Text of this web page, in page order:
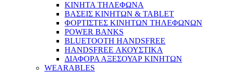
ΚΙΝΗΤΑ ΤΗΛΕΦΩΝΑ
ΒΑΣΕΙΣ ΚΙΝΗΤΩΝ & TABLET
ΦΟΡΤΙΣΤΕΣ ΚΙΝΗΤΩΝ ΤΗΛΕΦΩΝΩΝ
POWER BANKS
BLUETOOTH HANDSFREE
HANDSFREE ΑΚΟΥΣΤΙΚΑ
ΔΙΑΦΟΡΑ ΑΞΕΣΟΥΑΡ ΚΙΝΗΤΩΝ
WEARABLES